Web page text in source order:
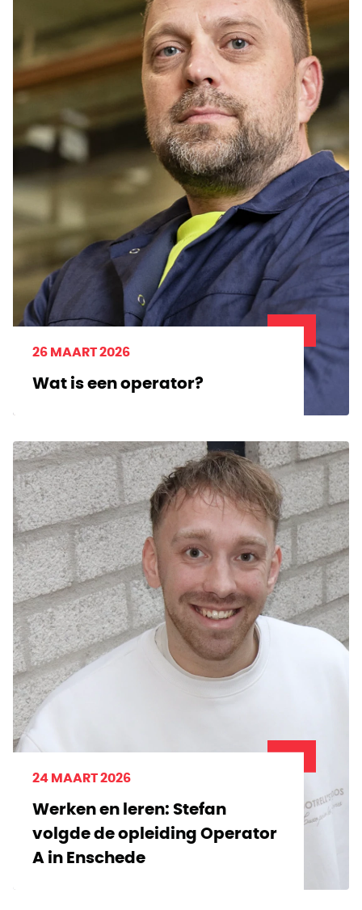
26 MAART 2026
Wat is een operator?
24 MAART 2026
Werken en leren: Stefan
volgde de opleiding Operator
A in Enschede